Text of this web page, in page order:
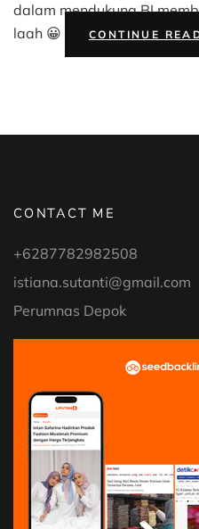
dalam mendukung BI
laah 😀
CONTINUE
CONTACT ME
+6287782982508
istiana.sutanti@gmail.com
Perumnas Depok